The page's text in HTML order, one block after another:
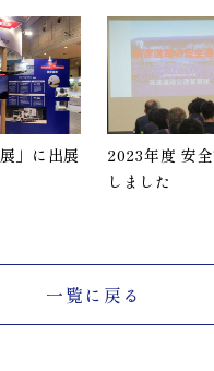
」に出展
2023年度 安
しました
一覧に戻る